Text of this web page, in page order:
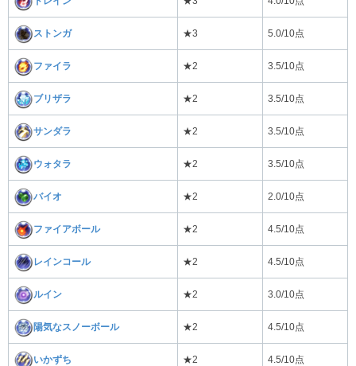
ストンガ ★3 5.0/10点
ファイラ ★2 3.5/10点
ブリザラ ★2 3.5/10点
サンダラ ★2 3.5/10点
ウォタラ ★2 3.5/10点
バイオ ★2 2.0/10点
ファイアボール ★2 4.5/10点
レインコール ★2 4.5/10点
ルイン ★2 3.0/10点
陽気なスノーボール ★2 4.5/10点
いかずち ★2 4.5/10点